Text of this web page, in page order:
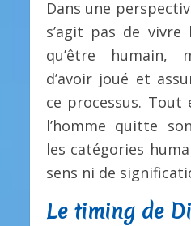
Dans une
s’agit pas de vivre
qu’être humain,
d’avoir joué et
ce processus.
l’homme quitte
les catégories
sens ni de
Le timing de